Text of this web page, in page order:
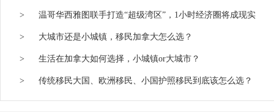
> 温哥华西雅图联手打造“超级湾区”，1小时经济圈将成现实
> 大城市还是小城镇，移民加拿大怎么选？
> 生活在加拿大如何选择，小城镇or大城市？
> 传统移民大国、欧洲移民、小国护照移民到底该怎么选？